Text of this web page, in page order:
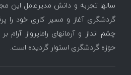
سالها تجربه و دانش مدیرعامل این
گردشگری آغاز و مسیر کاری خود را
چشم انداز و آرمانهای راماپرواز
حوزه گردشگری استوار گردیده است.